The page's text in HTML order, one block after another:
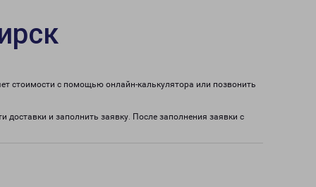
стоимости с помощью онлайн-калькулятора или позвонить
доставки и заполнить заявку. После заполнения заявки с